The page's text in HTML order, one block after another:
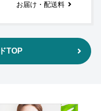
お届け・配送料
TOP